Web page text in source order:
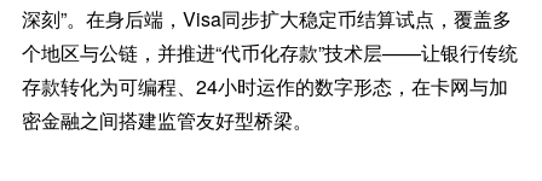
深刻”。在身后端，Visa同步扩大稳定币结算试点，覆盖多
个地区与公链，并推进“代币化存款”技术层——让银行传统
存款转化为可编程、24小时运作的数字形态，在卡网与加
密金融之间搭建监管友好型桥梁。